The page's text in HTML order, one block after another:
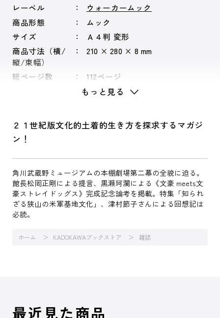
レーベル
ウォーカームック
商品形態
ムック
サイズ
Ａ４判 変形
商品寸法（横/
縦/束幅）
210 × 280 × 8 mm
総ページ数 112ページ
もっと見る
２１世紀版文化的土着的生き方を探求するマガジ
ン！
角川武蔵野ミュージアムの本棚劇場第二幕の全貌に迫る。
館長松岡正剛による提言、黒瀬珂瀾による《文豪 meets文
豪ストレイドッグス》完成記念論考を掲載。特集「知られ
ざる狭山の米軍基地文化」、津村節子さんによる回想記は
必読。
ホーム KADOKAWAブックストア 雑誌
最近見た商品